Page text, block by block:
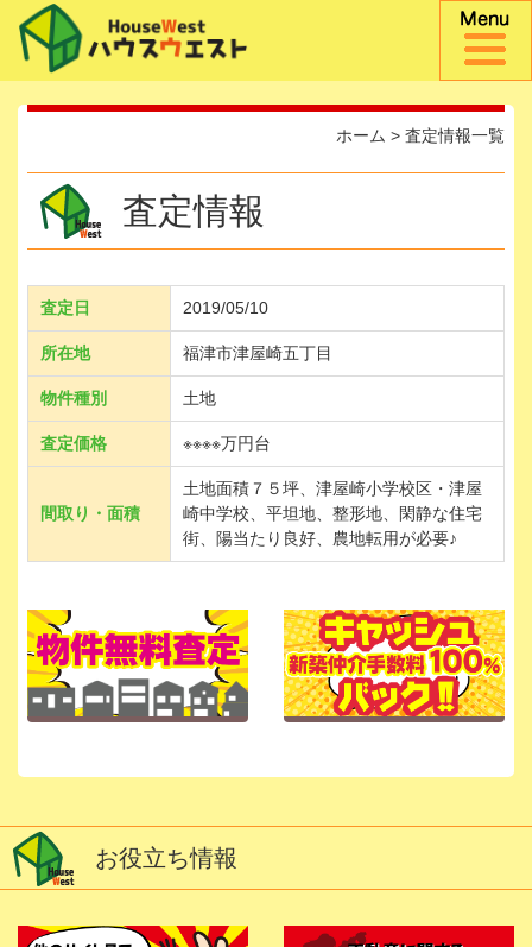
ホーム > 査定情報一覧
査定情報
査定日 2019/05/10
所在地 福津市津屋崎五丁目
物件種別 土地
査定価格 ※※※※万円台
間取り・面積
土地面積７５坪、津屋崎小学校区・津屋
崎中学校、平坦地、整形地、閑静な住宅
街、陽当たり良好、農地転用が必要♪
お役立ち情報